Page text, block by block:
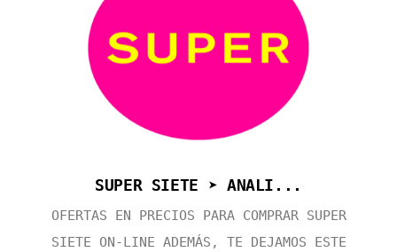
SUPER SIETE ➤ ANALI...
OFERTAS EN PRECIOS PARA COMPRAR SUPER
SIETE ON-LINE ADEMÁS, TE DEJAMOS ESTE